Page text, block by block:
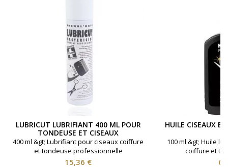
LUBRICUT LUBRIFIANT 400 ML POUR
TONDEUSE ET CISEAUX
400 ml &gt; Lubrifiant pour ciseaux coiffure
et tondeuse professionnelle
Prix
15,36 €
HUILE CISEAUX
100 ml &gt; Huile
coiffure et